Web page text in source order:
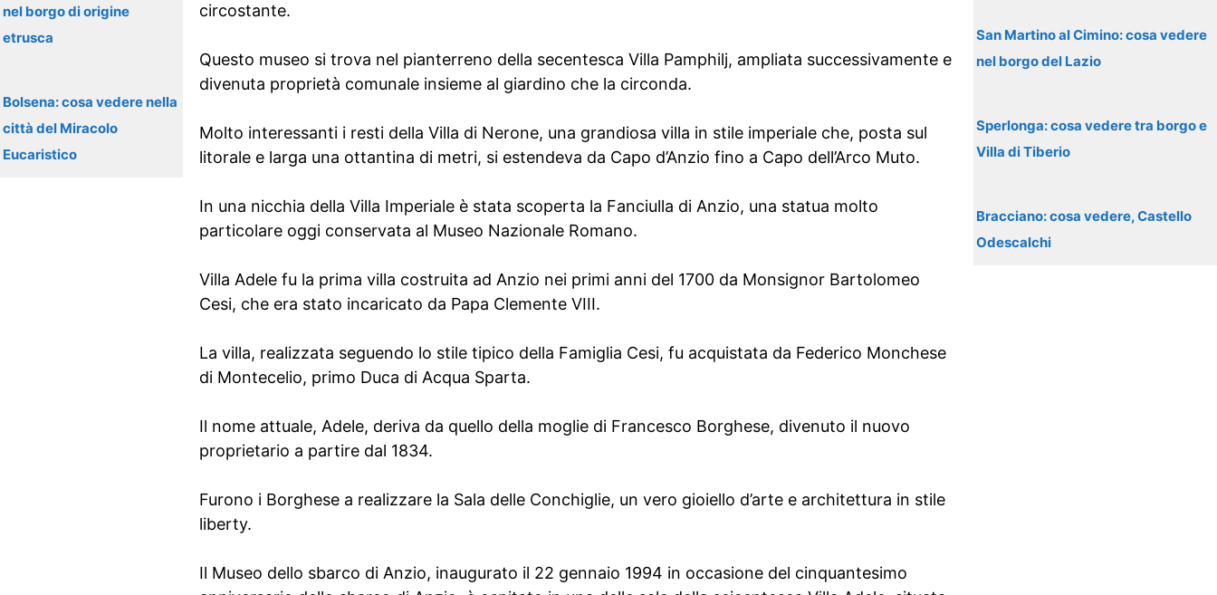
circostante.
Questo museo si trova nel pianterreno della secentesca Villa Pamphilj, ampliata successivamente e
divenuta proprietà comunale insieme al giardino che la circonda.
Molto interessanti i resti della Villa di Nerone, una grandiosa villa in stile imperiale che, posta sul
litorale e larga una ottantina di metri, si estendeva da Capo d’Anzio fino a Capo dell’Arco Muto.
In una nicchia della Villa Imperiale è stata scoperta la Fanciulla di Anzio, una statua molto
particolare oggi conservata al Museo Nazionale Romano.
Villa Adele fu la prima villa costruita ad Anzio nei primi anni del 1700 da Monsignor Bartolomeo
Cesi, che era stato incaricato da Papa Clemente VIII.
La villa, realizzata seguendo lo stile tipico della Famiglia Cesi, fu acquistata da Federico Monchese
di Montecelio, primo Duca di Acqua Sparta.
Il nome attuale, Adele, deriva da quello della moglie di Francesco Borghese, divenuto il nuovo
proprietario a partire dal 1834.
Furono i Borghese a realizzare la Sala delle Conchiglie, un vero gioiello d’arte e architettura in stile
liberty.
Il Museo dello sbarco di Anzio, inaugurato il 22 gennaio 1994 in occasione del cinquantesimo
nel borgo di origine
etrusca
Bolsena: cosa vedere nella
città del Miracolo
Eucaristico
San Martino al Cimino: cosa vedere
nel borgo del Lazio
Sperlonga: cosa vedere tra borgo e
Villa di Tiberio
Bracciano: cosa vedere, Castello
Odescalchi